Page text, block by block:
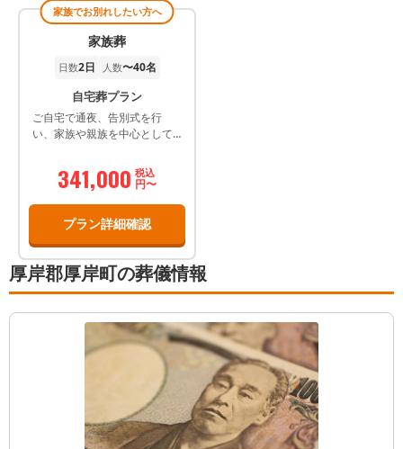
家族でお別れしたい方へ
家族葬
日数2日 人数〜40名
自宅葬プラン
ご自宅で通夜、告別式を行
い、家族や親族を中心として
場使用料が節約でき、経済的
負担が軽減できるうえ、住み
てお見送りができます。 ※メ
ンバーズ・組合員限定価格で
す。
341,000 税込
円〜
プラン詳細確認
厚岸郡厚岸町の葬儀情報